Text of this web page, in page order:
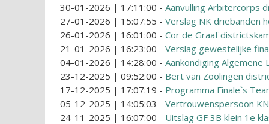
30-01-2026 | 17:11:00 - Aanvulling Arbitercorps
27-01-2026 | 15:07:55 - Verslag NK driebanden
26-01-2026 | 16:01:00 - Cor de Graaf
21-01-2026 | 16:23:00 - Verslag gewestelijke
04-01-2026 | 14:28:00 - Aankondiging
23-12-2025 | 09:52:00 - Bert van Zoolingen
17-12-2025 | 17:07:19 - Programma Finale`s
05-12-2025 | 14:05:03 - Vertrouwenspersoon
24-11-2025 | 16:07:00 - Uitslag GF 3B klein 1e